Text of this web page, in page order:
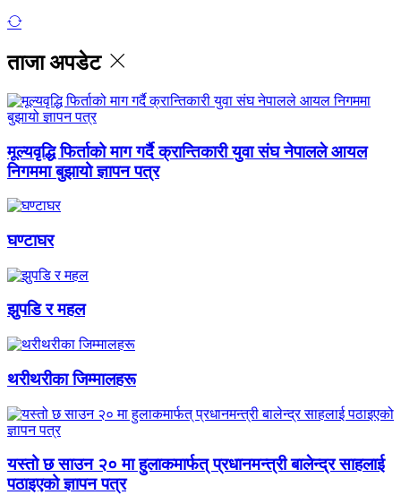
ताजा अपडेट
मूल्यवृद्धि फिर्ताको माग गर्दै क्रान्तिकारी युवा संघ नेपालले आयल
निगममा बुझायो ज्ञापन पत्र
घण्टाघर
झुपडि र महल
थरीथरीका जिम्मालहरू
यस्तो छ साउन २० मा हुलाकमार्फत् प्रधानमन्त्री बालेन्द्र साहलाई
पठाइएको ज्ञापन पत्र